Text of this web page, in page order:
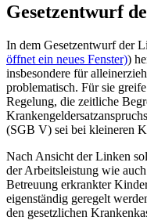
Gesetzentwurf
In dem Gesetzentwurf der
öffnet ein neues Fenster))
insbesondere für
problematisch. Für sie
Regelung, die zeitliche
(SGB V) sei bei kleineren
Nach Ansicht der Linken
der Arbeitsleistung wie
Betreuung erkrankter
eigenständig geregelt
den gesetzlichen